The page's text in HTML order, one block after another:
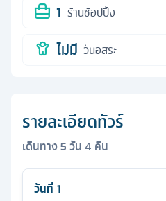
1 ร้านช้อปปิ้ง
ไม่มี วันอิสระ
รายละเอียดทัวร์
เดินทาง5วัน4 คืน
วันที่ 1